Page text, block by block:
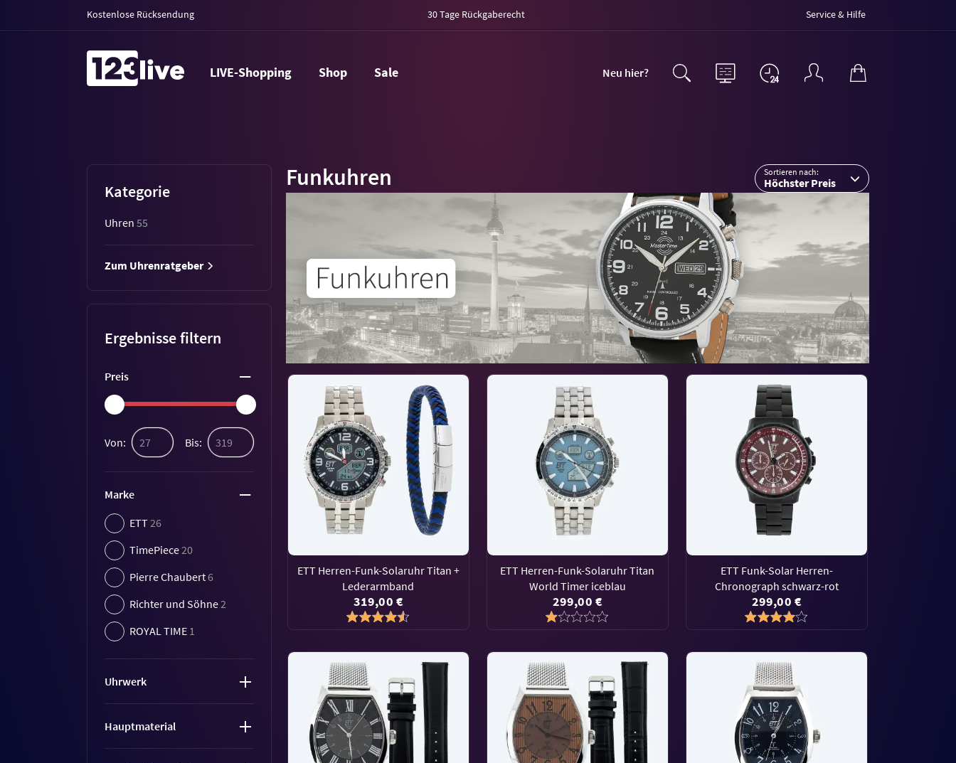
Kostenlose Rücksendung 30 Tage Rückgaberecht Service & Hilfe
LIVE-Shopping Shop Sale Neu hier?
Kategorie
Uhren 55
Zum Uhrenratgeber
Ergebnisse filtern
Preis
Von: Bis:
Marke
ETT26
TimePiece20
Pierre Chaubert6
Richter und Söhne2
ROYAL TIME 1
Uhrwerk
Hauptmaterial
Funkuhren Sortieren nach:
Höchster Preis
ETT Herren-Funk-Solaruhr Titan +
Lederarmband
319,00 €
ETT Herren-Funk-Solaruhr Titan
World Timer iceblau
299,00 €
ETT Funk-Solar Herren-
Chronograph schwarz-rot
299,00 €